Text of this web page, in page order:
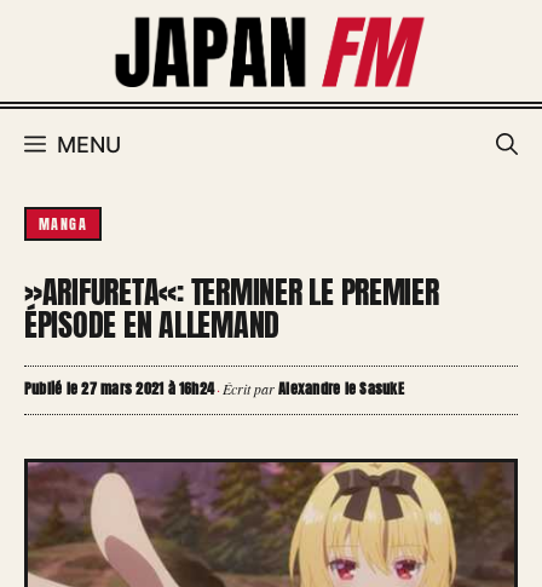
MENU
MANGA
»ARIFURETA«: TERMINER LE PREMIER
ÉPISODE EN ALLEMAND
Publié le 27 mars 2021 à 16h24·Écrit parAlexandre le SasukE